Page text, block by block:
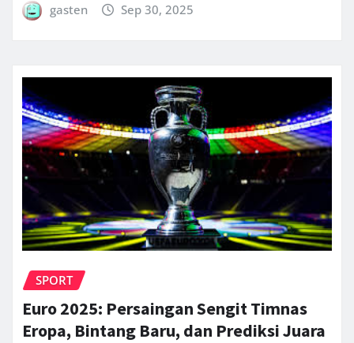
gasten Sep 30, 2025
SPORT
Euro 2025: Persaingan Sengit Timnas
Eropa, Bintang Baru, dan Prediksi Juara